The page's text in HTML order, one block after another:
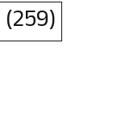
(259)